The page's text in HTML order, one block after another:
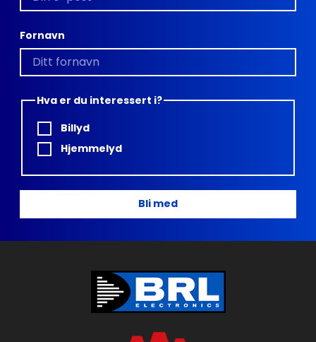
Fornavn
Hva er du interessert i?
Billyd
Hjemmelyd
Bli med